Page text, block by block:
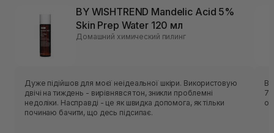
BY WISHTREND Mandelic Acid 5%
Skin Prep Water 120 мл
Домашний химический пилинг
Дуже підійшов для моєї неідеальної шкіри. Використовую
двічі на тиждень - вирівнявся тон, зникли проблемні
недоліки. Насправді - це як швидка допомога, як тільки
починаю бачити, що десь підсипає.
В
7-